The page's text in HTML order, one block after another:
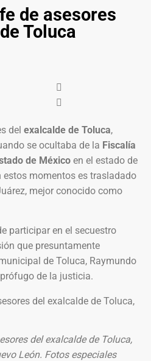
de asesores
Toluca
del exalcalde de Toluca,
se ocultaba de la Fiscalía
de México en el estado de
estos momentos es trasladado
mejor conocido como
participar en el secuestro
que presuntamente
de Toluca, Raymundo
de la justicia.
del exalcalde de Toluca,
León. Fotos especiales